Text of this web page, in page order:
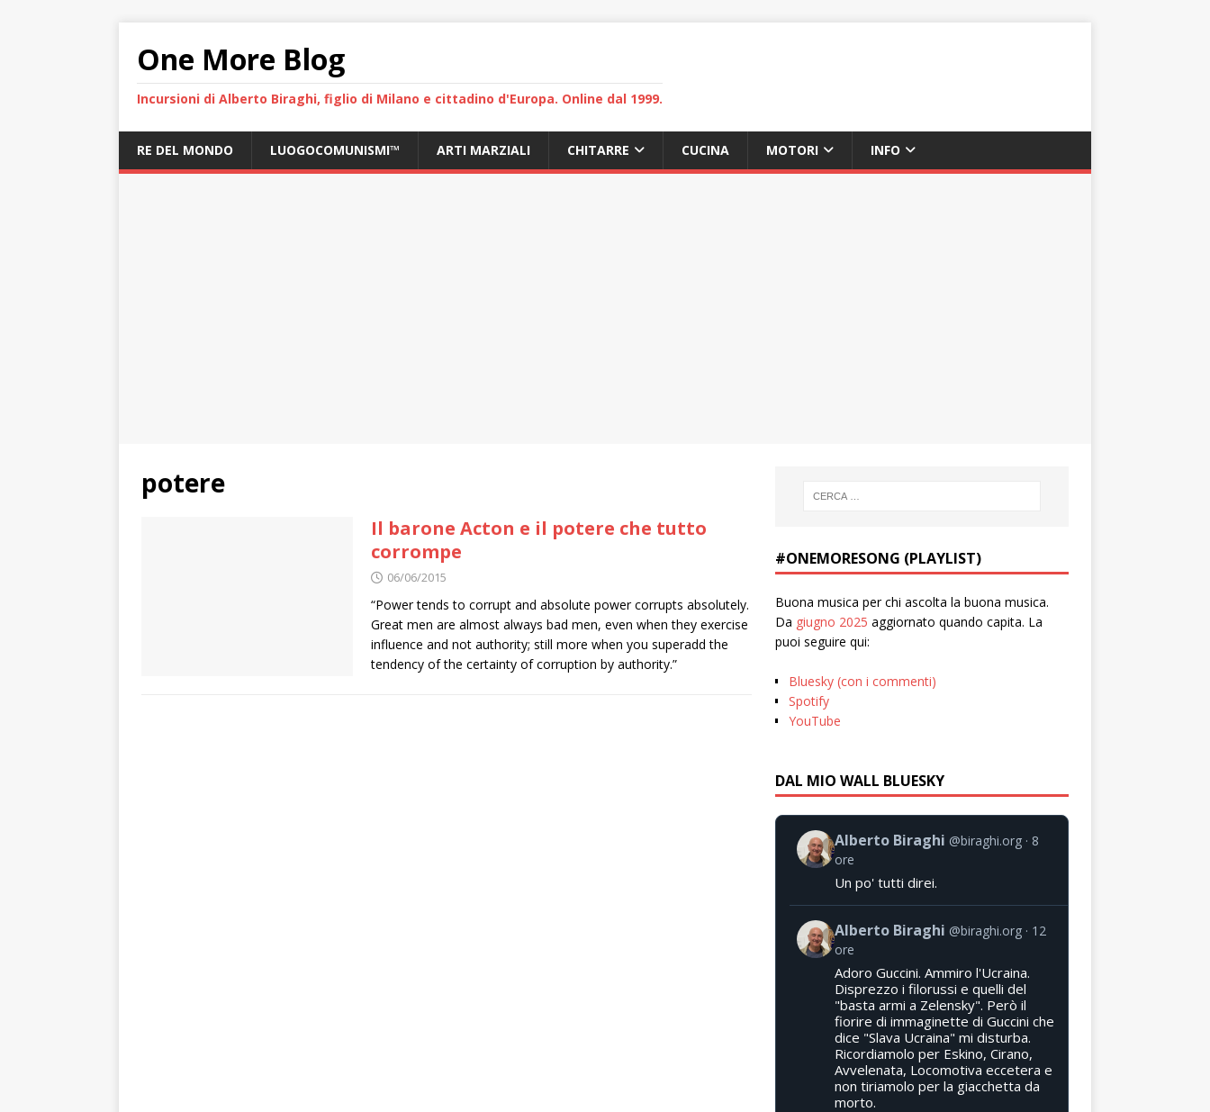
One More Blog
Incursioni di Alberto Biraghi, figlio di Milano e cittadino d'Europa. Online dal 1999.
RE DEL MONDO LUOGOCOMUNISMI™ ARTI MARZIALI CHITARRE CUCINA MOTORI INFO
potere
Il barone Acton e il potere che tutto
corrompe
06/06/2015
“Power tends to corrupt and absolute power corrupts absolutely.
Great men are almost always bad men, even when they exercise
influence and not authority; still more when you superadd the
tendency of the certainty of corruption by authority.”
#ONEMORESONG (PLAYLIST)
Buona musica per chi ascolta la buona musica.
Da giugno 2025 aggiornato quando capita. La
puoi seguire qui:
Bluesky (con i commenti)
Spotify
YouTube
DAL MIO WALL BLUESKY
Alberto Biraghi @biraghi.org
8
ore
Un po' tutti direi.
Alberto Biraghi @biraghi.org
12
ore
Adoro Guccini. Ammiro l'Ucraina.
Disprezzo i filorussi e quelli del
"basta armi a Zelensky". Però il
fiorire di immaginette di Guccini che
dice "Slava Ucraina" mi disturba.
Ricordiamolo per Eskino, Cirano,
Avvelenata, Locomotiva eccetera e
non tiriamolo per la giacchetta da
morto.